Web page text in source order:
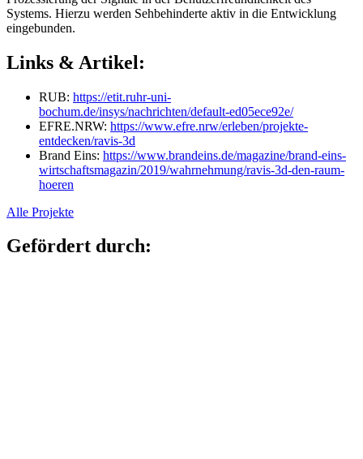
Systems. Hierzu werden Sehbehinderte aktiv in die Entwicklung
eingebunden.
Links & Artikel:
RUB: https://etit.ruhr-uni-
bochum.de/insys/nachrichten/default-ed05ece92e/
EFRE.NRW: https://www.efre.nrw/erleben/projekte-
entdecken/ravis-3d
Brand Eins: https://www.brandeins.de/magazine/brand-eins-
wirtschaftsmagazin/2019/wahrnehmung/ravis-3d-den-raum-
hoeren
Alle Projekte
Gefördert durch: